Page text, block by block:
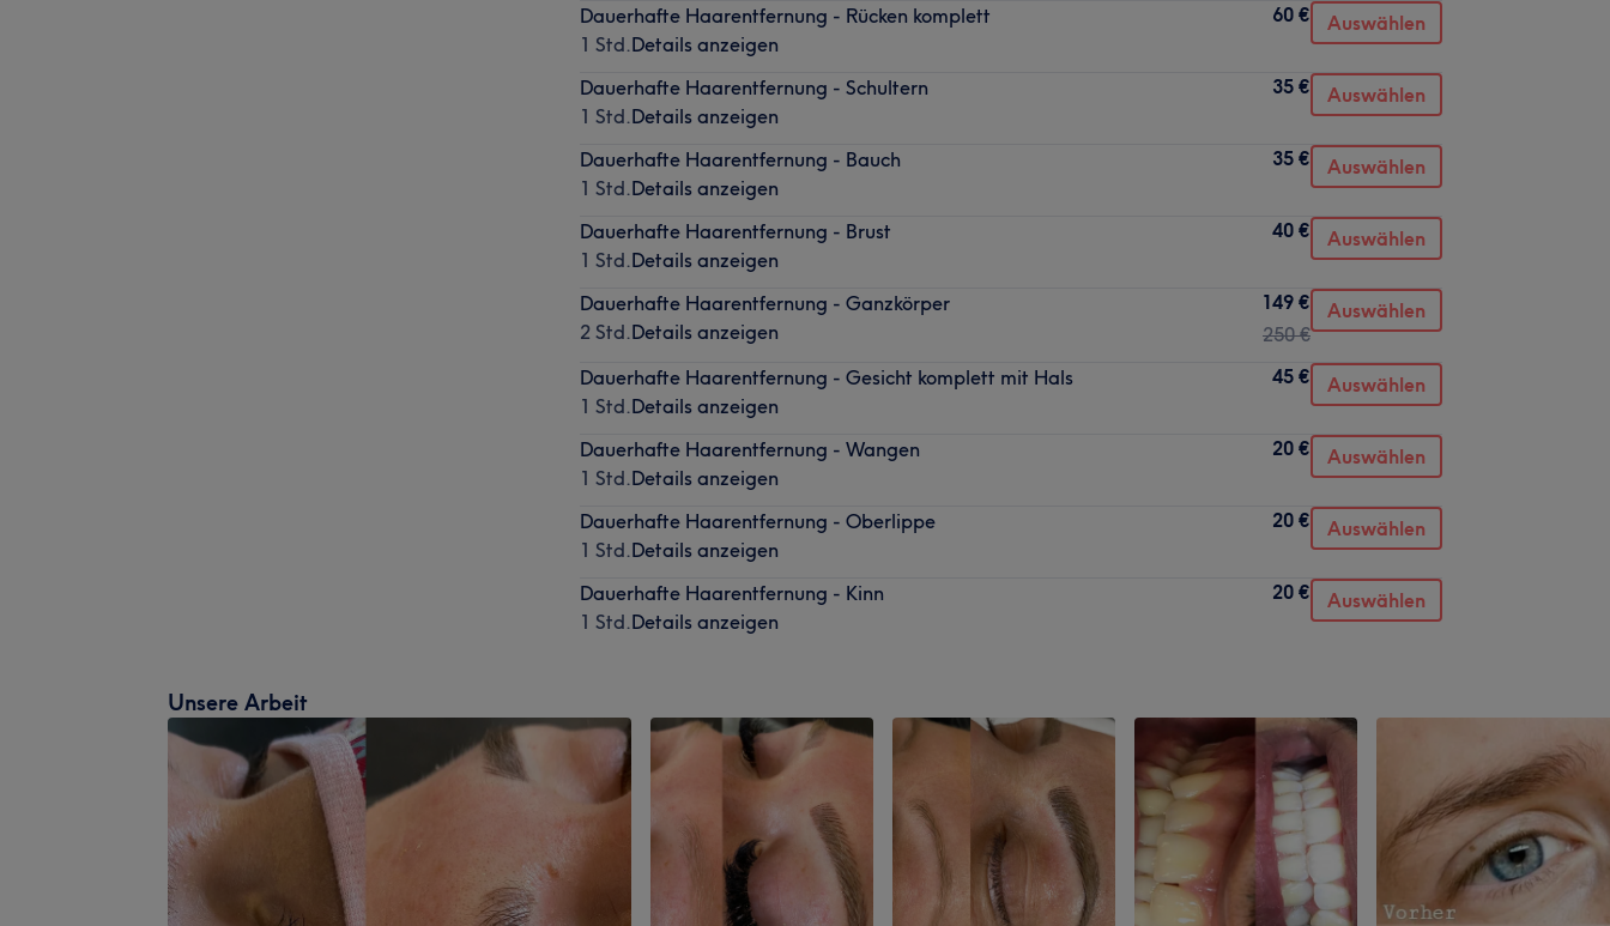
Dauerhafte Haarentfernung - Rücken komplett
1 Std.Details anzeigen
60 € Auswählen
Dauerhafte Haarentfernung - Schultern
1 Std.Details anzeigen
35 € Auswählen
Dauerhafte Haarentfernung - Bauch
1 Std.Details anzeigen
35 € Auswählen
Dauerhafte Haarentfernung - Brust
1 Std.Details anzeigen
40 € Auswählen
Dauerhafte Haarentfernung - Ganzkörper
2 Std.Details anzeigen
149 €
250 €
Auswählen
Dauerhafte Haarentfernung - Gesicht komplett mit Hals
1 Std.Details anzeigen
45 € Auswählen
Dauerhafte Haarentfernung - Wangen
1 Std.Details anzeigen
20 € Auswählen
Dauerhafte Haarentfernung - Oberlippe
1 Std.Details anzeigen
20 € Auswählen
Dauerhafte Haarentfernung - Kinn
1 Std.Details anzeigen
20 € Auswählen
Unsere Arbeit